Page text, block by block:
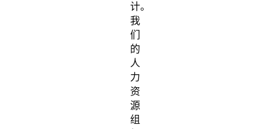
计。
我
们
的
人
力
资
源
组